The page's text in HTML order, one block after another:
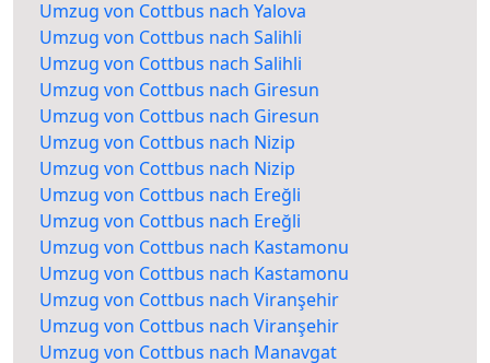
Umzug von Cottbus nach Yalova
Umzug von Cottbus nach Salihli
Umzug von Cottbus nach Salihli
Umzug von Cottbus nach Giresun
Umzug von Cottbus nach Giresun
Umzug von Cottbus nach Nizip
Umzug von Cottbus nach Nizip
Umzug von Cottbus nach Ereğli
Umzug von Cottbus nach Ereğli
Umzug von Cottbus nach Kastamonu
Umzug von Cottbus nach Kastamonu
Umzug von Cottbus nach Viranşehir
Umzug von Cottbus nach Viranşehir
Umzug von Cottbus nach Manavgat